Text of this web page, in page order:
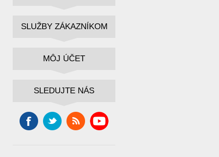
SLUŽBY ZÁKAZNÍKOM
MÔJ ÚČET
SLEDUJTE NÁS